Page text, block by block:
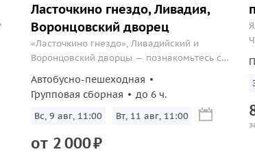
Ласточкино гнездо, Ливадия,
Воронцовский дворец
«Ласточкино гнездо», Ливадийский и
Воронцовский дворцы — познакомьтесь с
Автобусно-пешеходная
Групповая сборная
до 6 ч.
Вс, 9 авг, 11:00 Вт, 11 авг, 11:00
от 2000₽